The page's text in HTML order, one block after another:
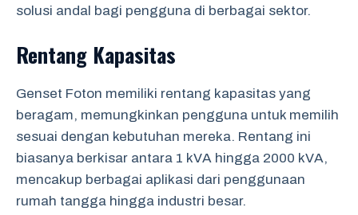
solusi andal bagi pengguna di berbagai sektor.
Rentang Kapasitas
Genset Foton memiliki rentang kapasitas yang
beragam, memungkinkan pengguna untuk memilih
sesuai dengan kebutuhan mereka. Rentang ini
biasanya berkisar antara 1 kVA hingga 2000 kVA,
mencakup berbagai aplikasi dari penggunaan
rumah tangga hingga industri besar.